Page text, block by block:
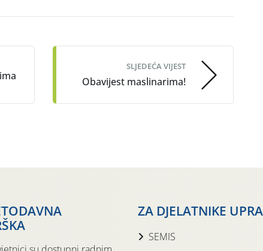
SLJEDEĆA VIJEST
Obavijest maslinarima!
ZA DJELATNIKE
SEMIS